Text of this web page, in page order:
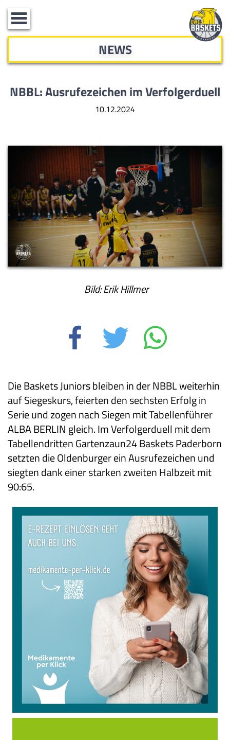
Toggle
navigation
NEWS
NBBL: Ausrufezeichen im Verfolgerduell
10.12.2024
Bild: Erik Hillmer
Die Baskets Juniors bleiben in der NBBL weiterhin
auf Siegeskurs, feierten den sechsten Erfolg in
Serie und zogen nach Siegen mit Tabellenführer
ALBA BERLIN gleich. Im Verfolgerduell mit dem
Tabellendritten Gartenzaun24 Baskets Paderborn
setzten die Oldenburger ein Ausrufezeichen und
siegten dank einer starken zweiten Halbzeit mit
90:65.